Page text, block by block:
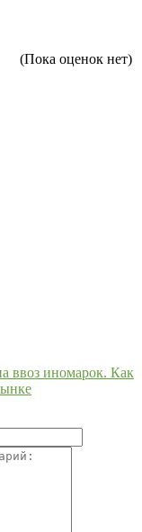
(Пока оценок нет)
ввоз иномарок. Как